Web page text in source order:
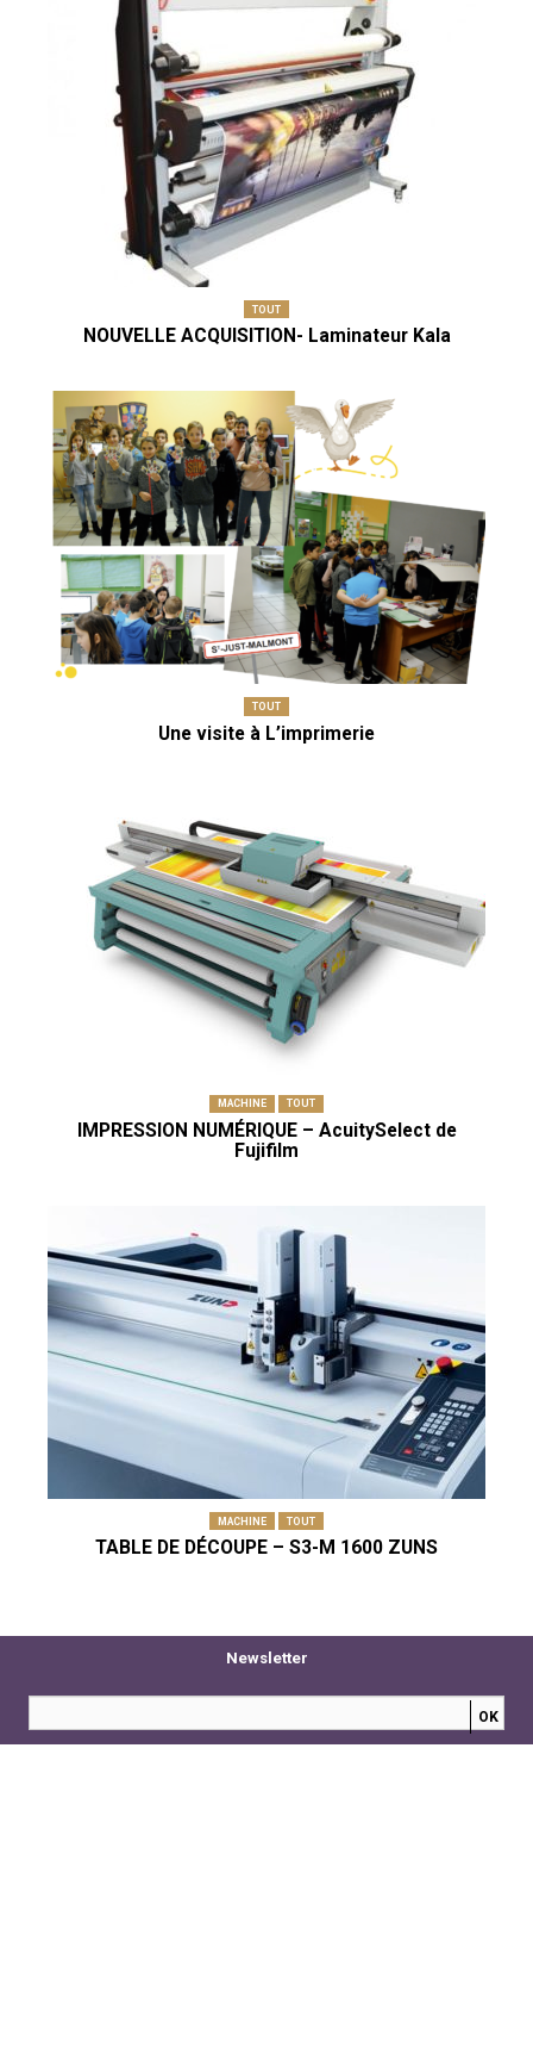
TOUT
NOUVELLE ACQUISITION- Laminateur Kala
TOUT
Une visite à L’imprimerie
MACHINE TOUT
IMPRESSION NUMÉRIQUE – AcuitySelect de
Fujifilm
MACHINE TOUT
TABLE DE DÉCOUPE – S3-M 1600 ZUNS
Newsletter